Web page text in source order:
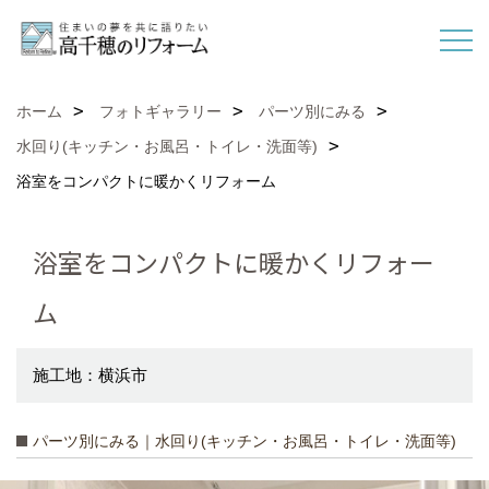
ホーム フォトギャラリー
パーツ別にみる
水回り(キッチン・お風呂・トイレ・洗面等)
浴室をコンパクトに暖かくリフォーム
浴室をコンパクトに暖かくリフォー
ム
施工地：横浜市
パーツ別にみる｜水回り(キッチン・お風呂・トイレ・洗面等)